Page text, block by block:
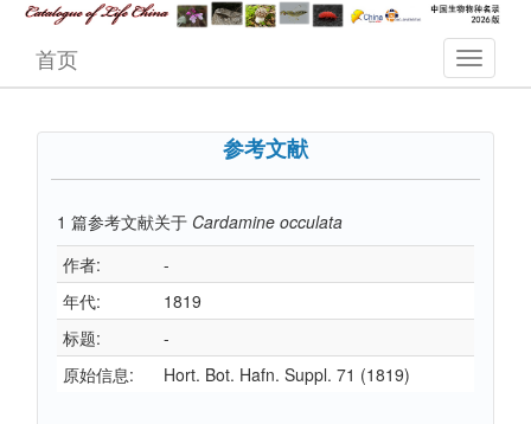
首页
参考文献
1 篇参考文献关于 Cardamine occulata
作者:
-
年代:
1819
标题:
-
原始信息:
Hort. Bot. Hafn. Suppl. 71 (1819)